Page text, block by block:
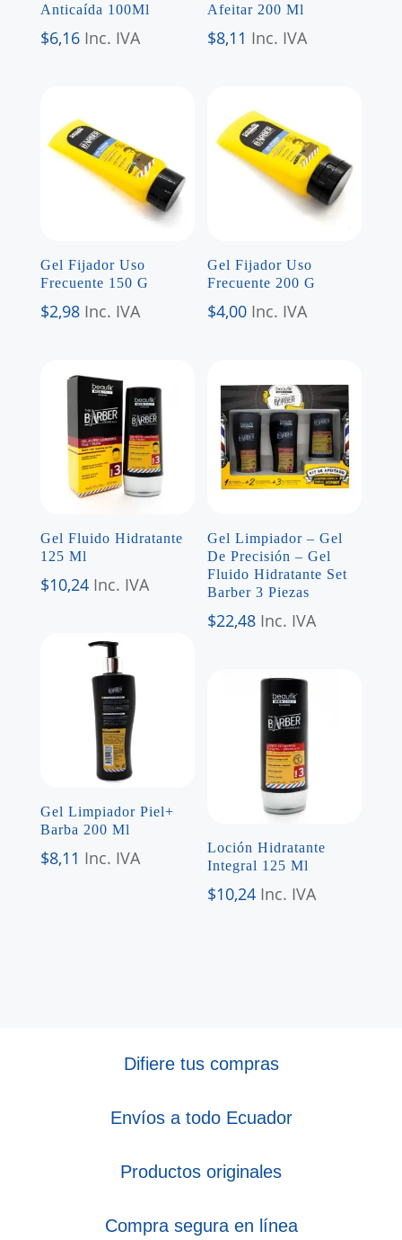
Anticaída 100Ml
$6,16 Inc. IVA
Afeitar 200 Ml
$8,11 Inc. IVA
Gel Fijador Uso
Frecuente 150 G
$2,98 Inc. IVA
Gel Fijador Uso
Frecuente 200 G
$4,00 Inc. IVA
Gel Fluido Hidratante
125 Ml
$10,24 Inc. IVA
Gel Limpiador – Gel
De Precisión – Gel
Fluido Hidratante Set
Barber 3 Piezas
$22,48 Inc. IVA
Gel Limpiador Piel+
Barba 200 Ml
$8,11 Inc. IVA
Loción Hidratante
Integral 125 Ml
$10,24 Inc. IVA
Difiere tus compras
Envíos a todo Ecuador
Productos originales
Compra segura en línea